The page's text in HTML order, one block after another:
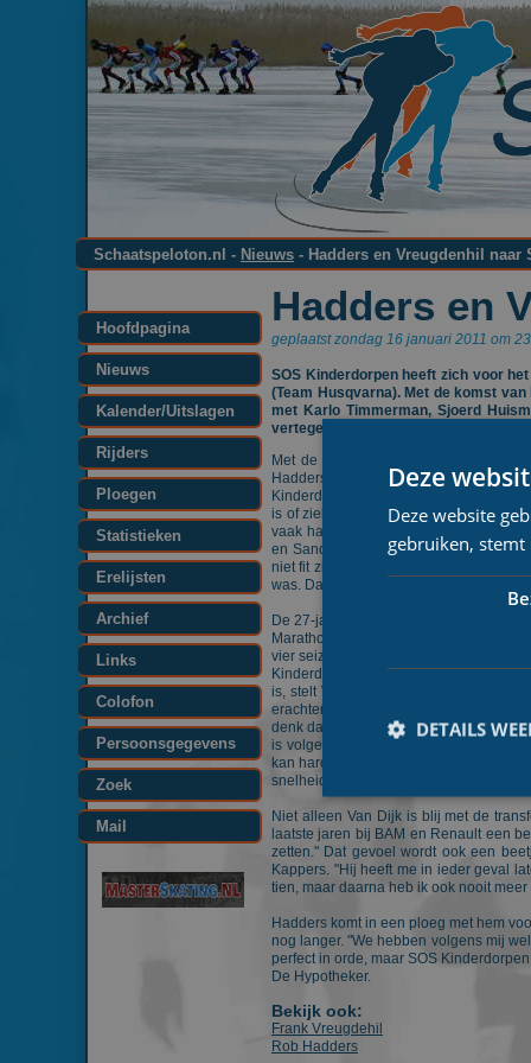
Schaatspeloton.nl - Nieuws - Hadders en Vreugdenhil naar
Hoofdpagina
Nieuws
Kalender/Uitslagen
Rijders
Ploegen
Statistieken
Erelijsten
Archief
Links
Colofon
Persoonsgegevens
Zoek
Mail
Hadders en
geplaatst zondag 16 januari 2011 om
SOS Kinderdorpen heeft zich voor
(Team Husqvarna). Met de komst
met Karlo Timmerman, Sjoerd
vertegenwoordigen.
Met de komst van Rob Hadders en
Hadders en Vreugdenhil naast Karlo
Kinderdorpen volgend seizoen veel
is of ziek hebben we niemand om zijn
vaak had het team van SOS
en Sander Kingma. "Daar hebben we
niet fit zijn, dan is vijf rijders gewoon te
was. Dat kan niet als je een topteam
De 27-jarige Rob Hadders komt over
Marathon Cup en de derde Super
vier seizoenen uitkomt voor de
Kinderdorpenmanager Edward van
is, stelt Van Dijk, precies de rijder die
erachter dat we nog iets te kort komen
denk dat wij en andere ploegen daar
is volgens Van Dijk dit seizoen echt
kan hard rijden, iets forceren, het
snelheid in de benen en laat dit
Niet alleen Van Dijk is blij met de
laatste jaren bij BAM en Renault een
zetten." Dat gevoel wordt ook een
Kappers. "Hij heeft me in ieder geval
tien, maar daarna heb ik ook nooit
Hadders komt in een ploeg met hem
nog langer. "We hebben volgens mij
perfect in orde, maar SOS
De Hypotheker.
Bekijk ook:
Frank Vreugdehil
Rob Hadders
Deze
Deze website
gebruiken,
DETAILS
Prestatiecookies
Naam